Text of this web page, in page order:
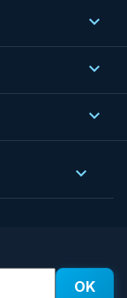



